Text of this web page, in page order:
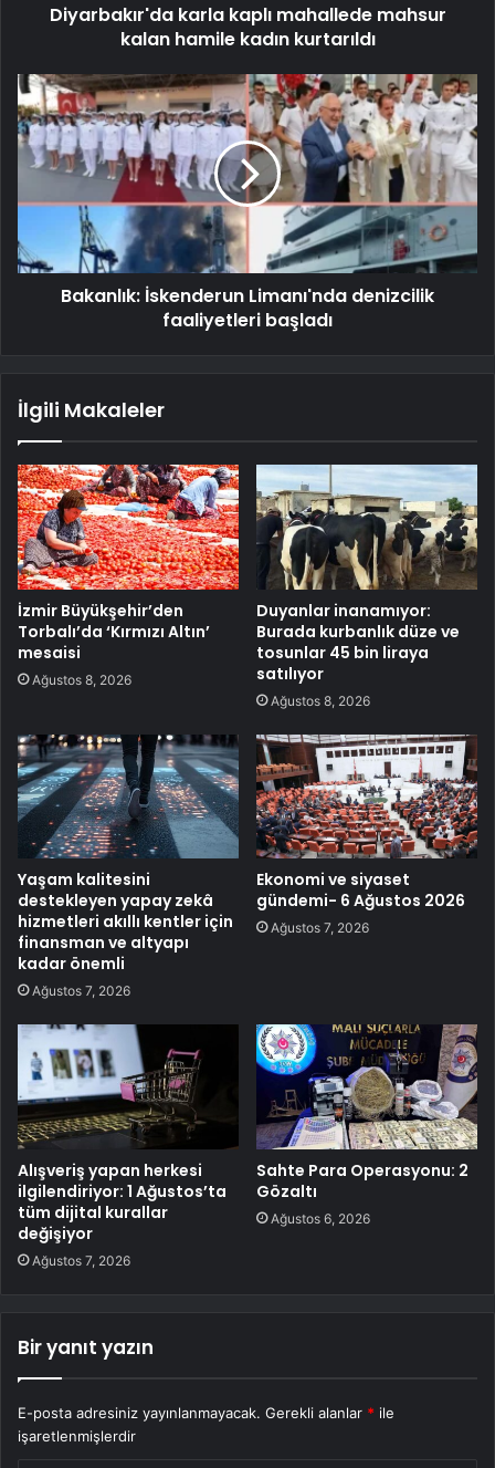
Diyarbakır'da karla kaplı mahallede mahsur
kalan hamile kadın kurtarıldı
Bakanlık: İskenderun Limanı'nda denizcilik
faaliyetleri başladı
İlgili Makaleler
İzmir Büyükşehir’den
Torbalı’da ‘Kırmızı Altın’
mesaisi
Ağustos 8, 2026
Duyanlar inanamıyor:
Burada kurbanlık düze ve
tosunlar 45 bin liraya
satılıyor
Ağustos 8, 2026
Yaşam kalitesini
destekleyen yapay zekâ
hizmetleri akıllı kentler için
finansman ve altyapı
kadar önemli
Ağustos 7, 2026
Ekonomi ve siyaset
gündemi- 6 Ağustos 2026
Ağustos 7, 2026
Alışveriş yapan herkesi
ilgilendiriyor: 1 Ağustos’ta
tüm dijital kurallar
değişiyor
Ağustos 7, 2026
Sahte Para Operasyonu: 2
Gözaltı
Ağustos 6, 2026
Bir yanıt yazın
E-posta adresiniz yayınlanmayacak. Gerekli alanlar * ile
işaretlenmişlerdir